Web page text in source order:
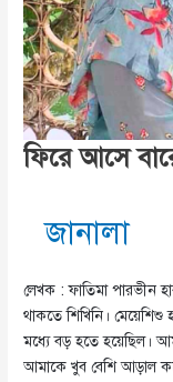
ফিরে আসে
জানালা
লেখক : ফাতিমা পারভীন
থাকতে শিখিনি।
মধ্যে বড় হতে হয়েছিল।
আমাকে খুব বেশি আড়াল